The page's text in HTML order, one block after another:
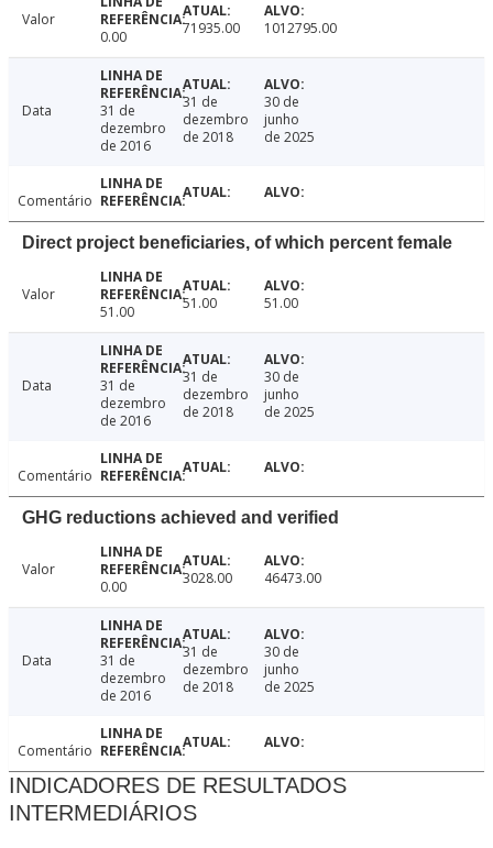
Valor
0.00
71935.00 1012795.00
Data
31 de
dezembro
de 2016
31 de
dezembro
de 2018
30 de
junho
de 2025
Comentário
Direct project beneficiaries, of which percent female
Valor
51.00
51.00 51.00
Data
31 de
dezembro
de 2016
31 de
dezembro
de 2018
30 de
junho
de 2025
Comentário
GHG reductions achieved and verified
Valor
0.00
3028.00 46473.00
Data
31 de
dezembro
de 2016
31 de
dezembro
de 2018
30 de
junho
de 2025
Comentário
INDICADORES DE RESULTADOS
INTERMEDIÁRIOS